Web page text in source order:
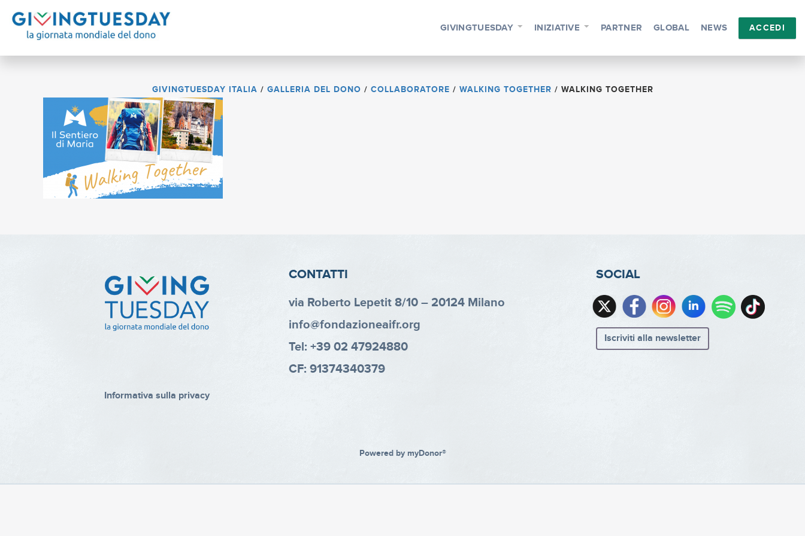
GIVINGTUESDAY INIZIATIVE PARTNER GLOBAL NEWS ACCEDI
GIVINGTUESDAY ITALIA / GALLERIA DEL DONO / COLLABORATORE / WALKING TOGETHER / WALKING TOGETHER
Informativa sulla privacy
CONTATTI
via Roberto Lepetit 8/10 – 20124 Milano
info@fondazioneaifr.org
Tel: +39 02 47924880
CF: 91374340379
SOCIAL
Iscriviti alla newsletter
Powered by myDonor®